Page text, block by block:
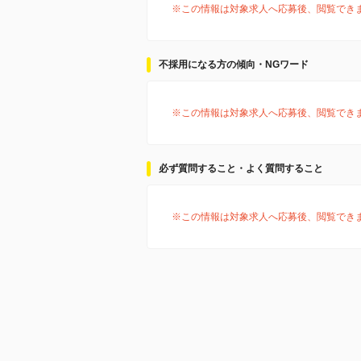
※この情報は対象求人へ応募後、閲覧でき
不採用になる方の傾向・NGワード
※この情報は対象求人へ応募後、閲覧でき
必ず質問すること・よく質問すること
※この情報は対象求人へ応募後、閲覧でき